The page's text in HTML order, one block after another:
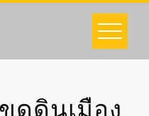
ดดินเมือง